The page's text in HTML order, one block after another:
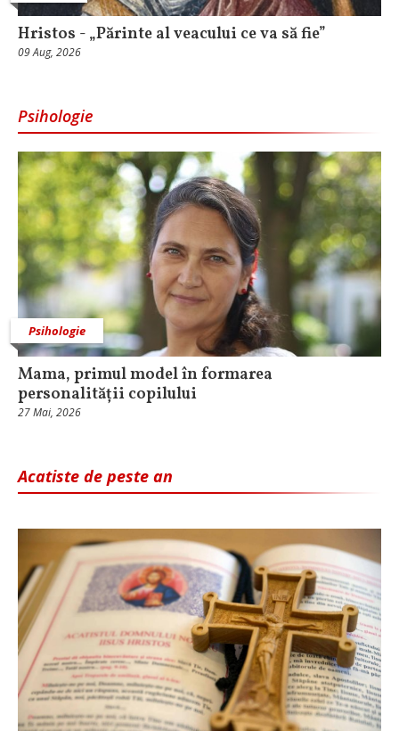
Hristos - „Părinte al veacului ce va să fie”
09 Aug, 2026
Psihologie
Psihologie
Mama, primul model în formarea
personalității copilului
27 Mai, 2026
Acatiste de peste an